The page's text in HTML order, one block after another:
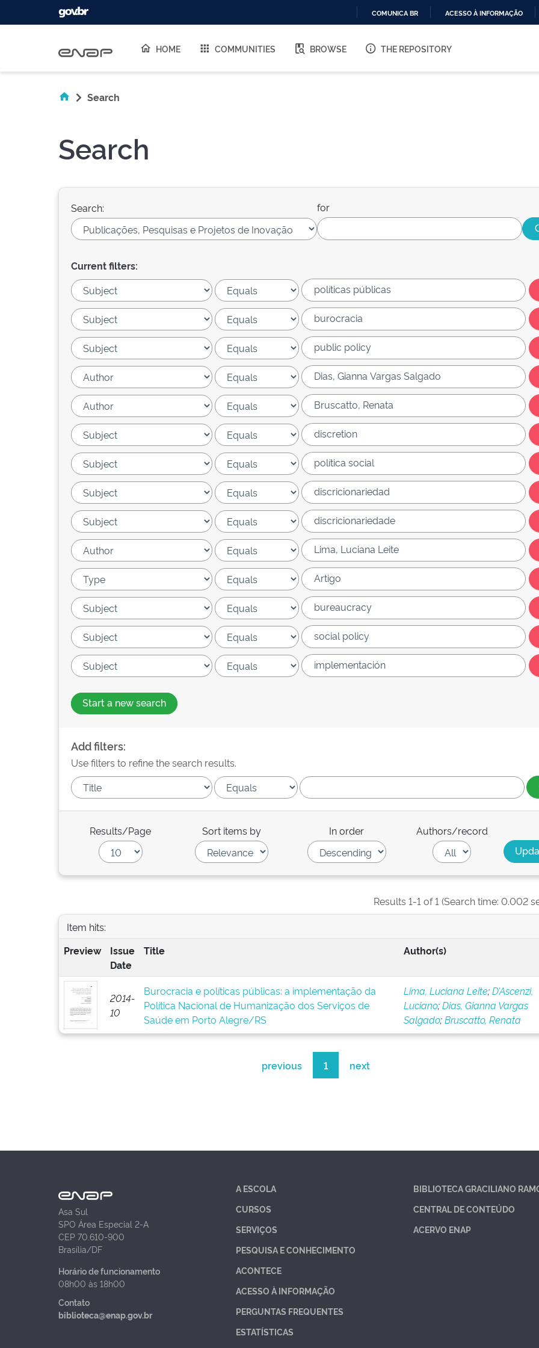
O
COMUNICA BR ACESSO À INFORMAÇÃO
HOME COMMUNITIES BROWSE THE REPOSITORY
Search
Search
Search: for
Current filters:
Start a new search
Add filters:
Use filters to refine the search results.
Results/Page Sort items by In order Authors/record
Results 1-1 of 1 (Search time: 0.002
Item hits:
Preview
Issue
Date
Title Author(s)
2014-
10
Burocracia e políticas públicas: a implementação da
Política Nacional de Humanização dos Serviços de
Saúde em Porto Alegre/RS
Lima, Luciana Leite;D’Ascenzi,
Luciano;Dias, Gianna Vargas
Salgado;Bruscatto, Renata
previous 1 next
Asa Sul
SPO Área Especial 2-A
CEP 70.610-900
Brasília/DF
Horário de funcionamento
08h00 às 18h00
Contato
biblioteca@enap.gov.br
A ESCOLA
CURSOS
SERVIÇOS
PESQUISA E CONHECIMENTO
ACONTECE
ACESSO À INFORMAÇÃO
PERGUNTAS FREQUENTES
ESTATÍSTICAS
BIBLIOTECA GRACILIANO
CENTRAL DE CONTEÚDO
ACERVO ENAP